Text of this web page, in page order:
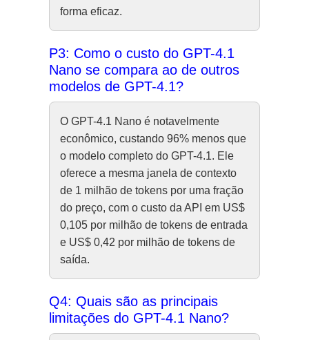
forma eficaz.
P3: Como o custo do GPT-4.1
Nano se compara ao de outros
modelos de GPT-4.1?
O GPT-4.1 Nano é notavelmente
econômico, custando 96% menos que
o modelo completo do GPT-4.1. Ele
oferece a mesma janela de contexto
de 1 milhão de tokens por uma fração
do preço, com o custo da API em US$
0,105 por milhão de tokens de entrada
e US$ 0,42 por milhão de tokens de
saída.
Q4: Quais são as principais
limitações do GPT-4.1 Nano?